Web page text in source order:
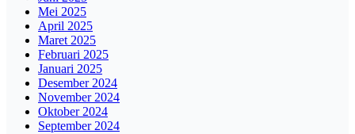
Mei 2025
April 2025
Maret 2025
Februari 2025
Januari 2025
Desember 2024
November 2024
Oktober 2024
September 2024